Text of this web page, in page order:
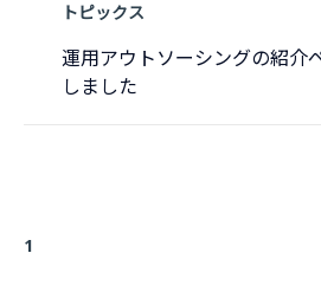
トピックス
運用アウトソーシングの紹介
しました
1